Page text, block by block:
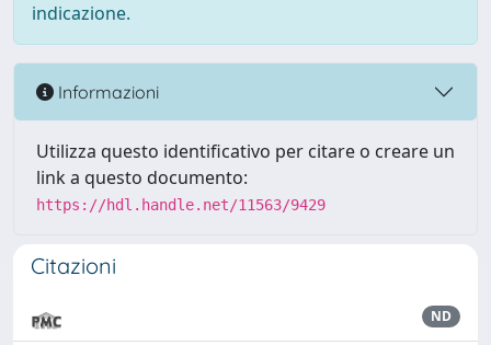
indicazione.
Informazioni
Utilizza questo identificativo per citare o creare un
link a questo documento:
https://hdl.handle.net/11563/9429
Citazioni
ND